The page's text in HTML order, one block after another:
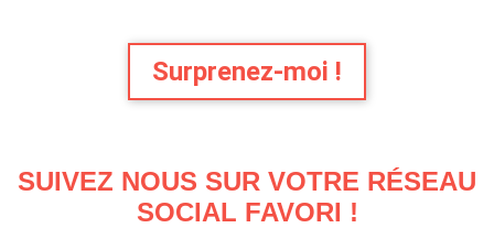
Surprenez-moi !
SUIVEZ NOUS SUR VOTRE RÉSEAU
SOCIAL FAVORI !